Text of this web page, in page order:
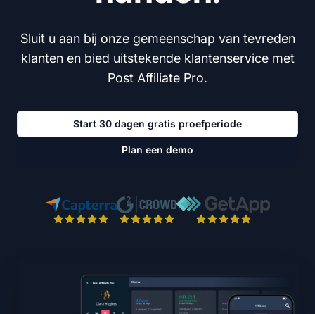
Sluit u aan bij onze gemeenschap van tevreden
klanten en bied uitstekende klantenservice met
Post Affiliate Pro.
Start 30 dagen gratis proefperiode
Plan een demo